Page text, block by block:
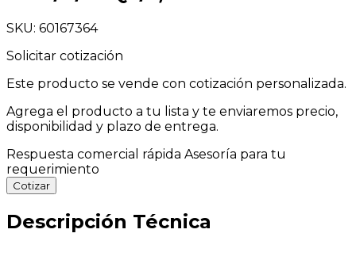
SKU: 60167364
Solicitar cotización
Este producto se vende con cotización personalizada.
Agrega el producto a tu lista y te enviaremos precio,
disponibilidad y plazo de entrega.
Respuesta comercial rápida Asesoría para tu
requerimiento
Cotizar
Descripción Técnica